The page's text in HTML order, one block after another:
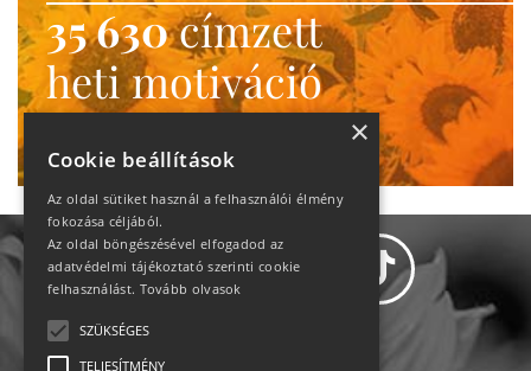
35 630címzett
heti motiváció
Ne maradj le!
×
Cookie beállítások
Az oldal sütiket használ a felhasználói élmény
fokozása céljából.
Az oldal böngészésével elfogadod az
adatvédelmi tájékoztató szerinti cookie
felhasználást. Tovább olvasok
SZÜKSÉGES
TELJESÍTMÉNY